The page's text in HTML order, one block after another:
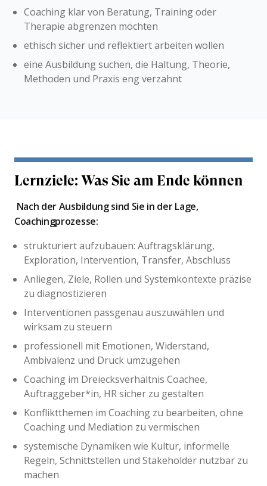
Coaching klar von Beratung, Training oder
Therapie abgrenzen möchten
ethisch sicher und reflektiert arbeiten wollen
eine Ausbildung suchen, die Haltung, Theorie,
Methoden und Praxis eng verzahnt
Lernziele: Was Sie am Ende können
Nach der Ausbildung sind Sie in der Lage,
Coachingprozesse:
strukturiert aufzubauen: Auftragsklärung,
Exploration, Intervention, Transfer, Abschluss
Anliegen, Ziele, Rollen und Systemkontexte präzise
zu diagnostizieren
Interventionen passgenau auszuwählen und
wirksam zu steuern
professionell mit Emotionen, Widerstand,
Ambivalenz und Druck umzugehen
Coaching im Dreiecksverhältnis Coachee,
Auftraggeber*in, HR sicher zu gestalten
Konfliktthemen im Coaching zu bearbeiten, ohne
Coaching und Mediation zu vermischen
systemische Dynamiken wie Kultur, informelle
Regeln, Schnittstellen und Stakeholder nutzbar zu
machen